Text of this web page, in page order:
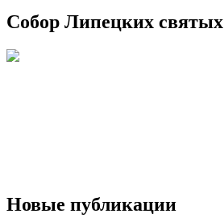
Собор Липецких святых
Новые публикации